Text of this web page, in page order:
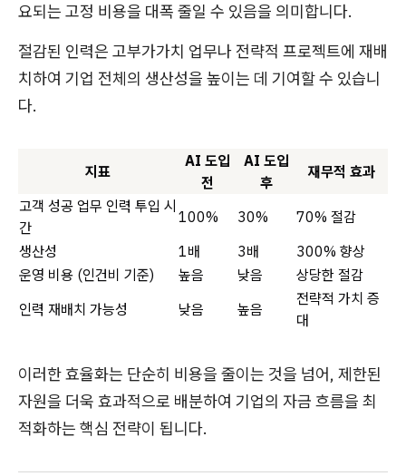
요되는 고정 비용을 대폭 줄일 수 있음을 의미합니다.
절감된 인력은 고부가가치 업무나 전략적 프로젝트에 재배
치하여 기업 전체의 생산성을 높이는 데 기여할 수 있습니
다.
지표
AI 도입
전
AI 도입
후
재무적 효과
고객 성공 업무 인력 투입 시
간
100% 30%
70% 절감
생산성
1배 3배
300% 향상
운영 비용 (인건비 기준)
높음 낮음
상당한 절감
인력 재배치 가능성
낮음 높음
전략적 가치 증
대
이러한 효율화는 단순히 비용을 줄이는 것을 넘어, 제한된
자원을 더욱 효과적으로 배분하여 기업의 자금 흐름을 최
적화하는 핵심 전략이 됩니다.